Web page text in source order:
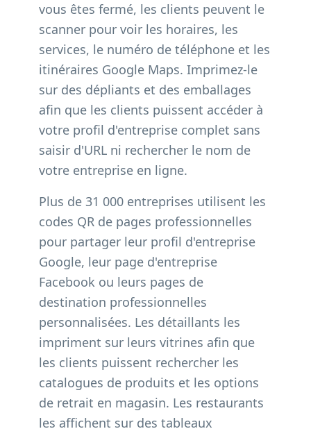
vous êtes fermé, les clients peuvent le
scanner pour voir les horaires, les
services, le numéro de téléphone et les
itinéraires Google Maps. Imprimez-le
sur des dépliants et des emballages
afin que les clients puissent accéder à
votre profil d'entreprise complet sans
saisir d'URL ni rechercher le nom de
votre entreprise en ligne.
Plus de 31 000 entreprises utilisent les
codes QR de pages professionnelles
pour partager leur profil d'entreprise
Google, leur page d'entreprise
Facebook ou leurs pages de
destination professionnelles
personnalisées. Les détaillants les
impriment sur leurs vitrines afin que
les clients puissent rechercher les
catalogues de produits et les options
de retrait en magasin. Les restaurants
les affichent sur des tableaux